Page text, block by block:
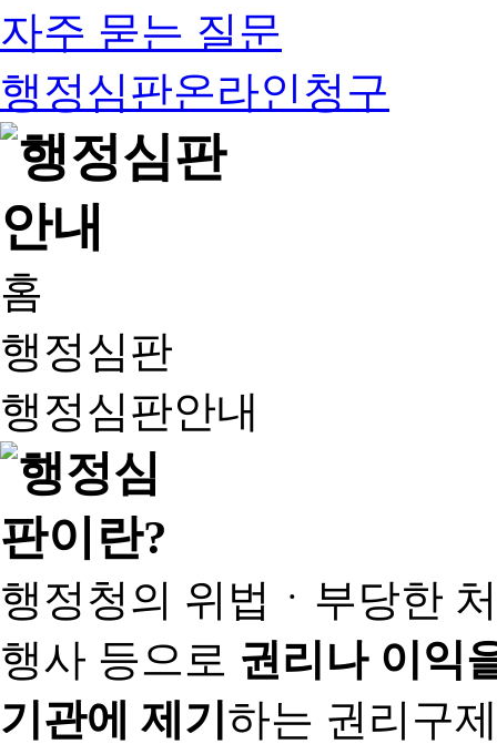
자주 묻는 질문
행정심판온라인청구
홈
행정심판
행정심판안내
행정청의 위법ㆍ부당한
행사 등으로 권리나 이익
기관에 제기하는 권리구